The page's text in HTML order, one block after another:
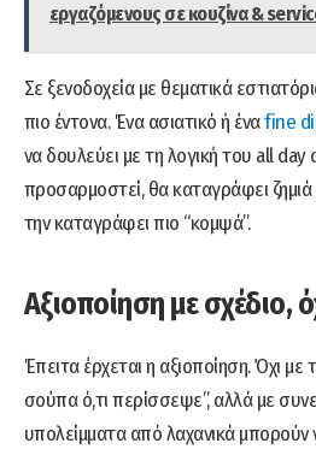
εργαζόμενους σε κουζίνα &
Σε ξενοδοχεία με θεματικά
πιο έντονα. Ένα ασιατικό ή έναfine
να δουλεύει με τη λογική του all day
προσαρμοστεί, θα καταγράφει
την καταγράφει πιο “κομψά”.
Αξιοποίηση με σχέδιο,
Έπειτα έρχεται η αξιοποίηση. Όχι με
σούπα ό,τι περίσσεψε”, αλλά με
υπολείμματα από λαχανικά